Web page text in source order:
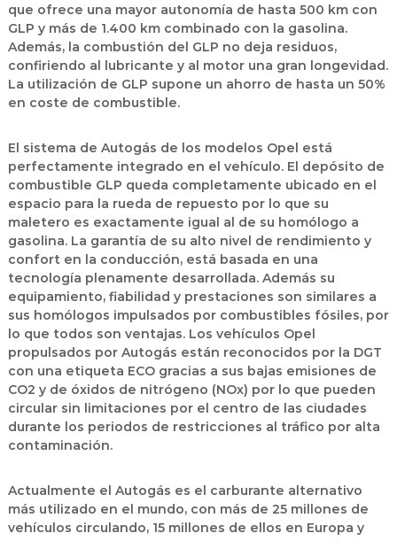
que ofrece una mayor autonomía de hasta 500 km con
GLP y más de 1.400 km combinado con la gasolina.
Además, la combustión del GLP no deja residuos,
confiriendo al lubricante y al motor una gran longevidad.
La utilización de GLP supone un ahorro de hasta un 50%
en coste de combustible.
El sistema de Autogás de los modelos Opel está
perfectamente integrado en el vehículo. El depósito de
combustible GLP queda completamente ubicado en el
espacio para la rueda de repuesto por lo que su
maletero es exactamente igual al de su homólogo a
gasolina. La garantía de su alto nivel de rendimiento y
confort en la conducción, está basada en una
tecnología plenamente desarrollada. Además su
equipamiento, fiabilidad y prestaciones son similares a
sus homólogos impulsados por combustibles fósiles, por
lo que todos son ventajas. Los vehículos Opel
propulsados por Autogás están reconocidos por la DGT
con una etiqueta ECO gracias a sus bajas emisiones de
CO2 y de óxidos de nitrógeno (NOx) por lo que pueden
circular sin limitaciones por el centro de las ciudades
durante los periodos de restricciones al tráfico por alta
contaminación.
Actualmente el Autogás es el carburante alternativo
más utilizado en el mundo, con más de 25 millones de
vehículos circulando, 15 millones de ellos en Europa y